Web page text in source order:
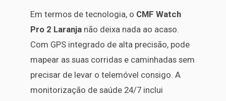
Em termos de tecnologia, o CMF Watch
Pro 2 Laranja não deixa nada ao acaso.
Com GPS integrado de alta precisão, pode
mapear as suas corridas e caminhadas sem
precisar de levar o telemóvel consigo. A
monitorização de saúde 24/7 inclui